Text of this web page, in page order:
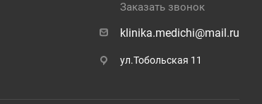
Заказать звонок
klinika.medichi@mail.ru
ул.Тобольская 11